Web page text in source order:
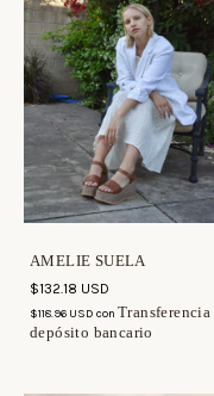
AMELIE SUELA
$132.18 USD
$118.96 USD con Transferencia
depósito bancario